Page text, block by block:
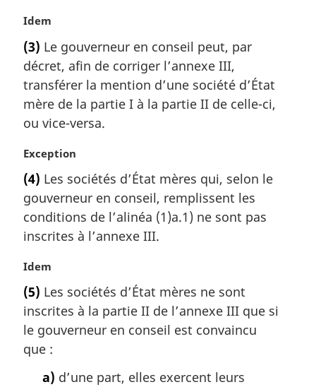
N
t
e
m
a
g
n
a
e
:
Idem
(3) Le gouverneur en conseil peut, par
décret, afin de corriger l’annexe III,
transférer la mention d’une société d’État
mère de la partie I à la partie II de celle-ci,
ou vice-versa.
N
t
e
m
a
g
n
a
l
e
:
Exception
(4) Les sociétés d’État mères qui, selon le
gouverneur en conseil, remplissent les
conditions de l’alinéa (1)a.1) ne sont pas
inscrites à l’annexe III.
N
t
e
m
a
Idem
(5) Les sociétés d’État mères ne sont
inscrites à la partie II de l’annexe III que si
le gouverneur en conseil est convaincu
que :
a) d’une part, elles exercent leurs